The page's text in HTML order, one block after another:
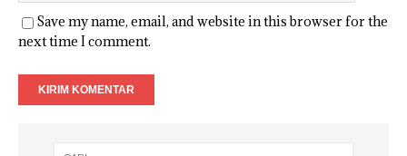
Save my name, email, and website in this browser for the
next time I comment.